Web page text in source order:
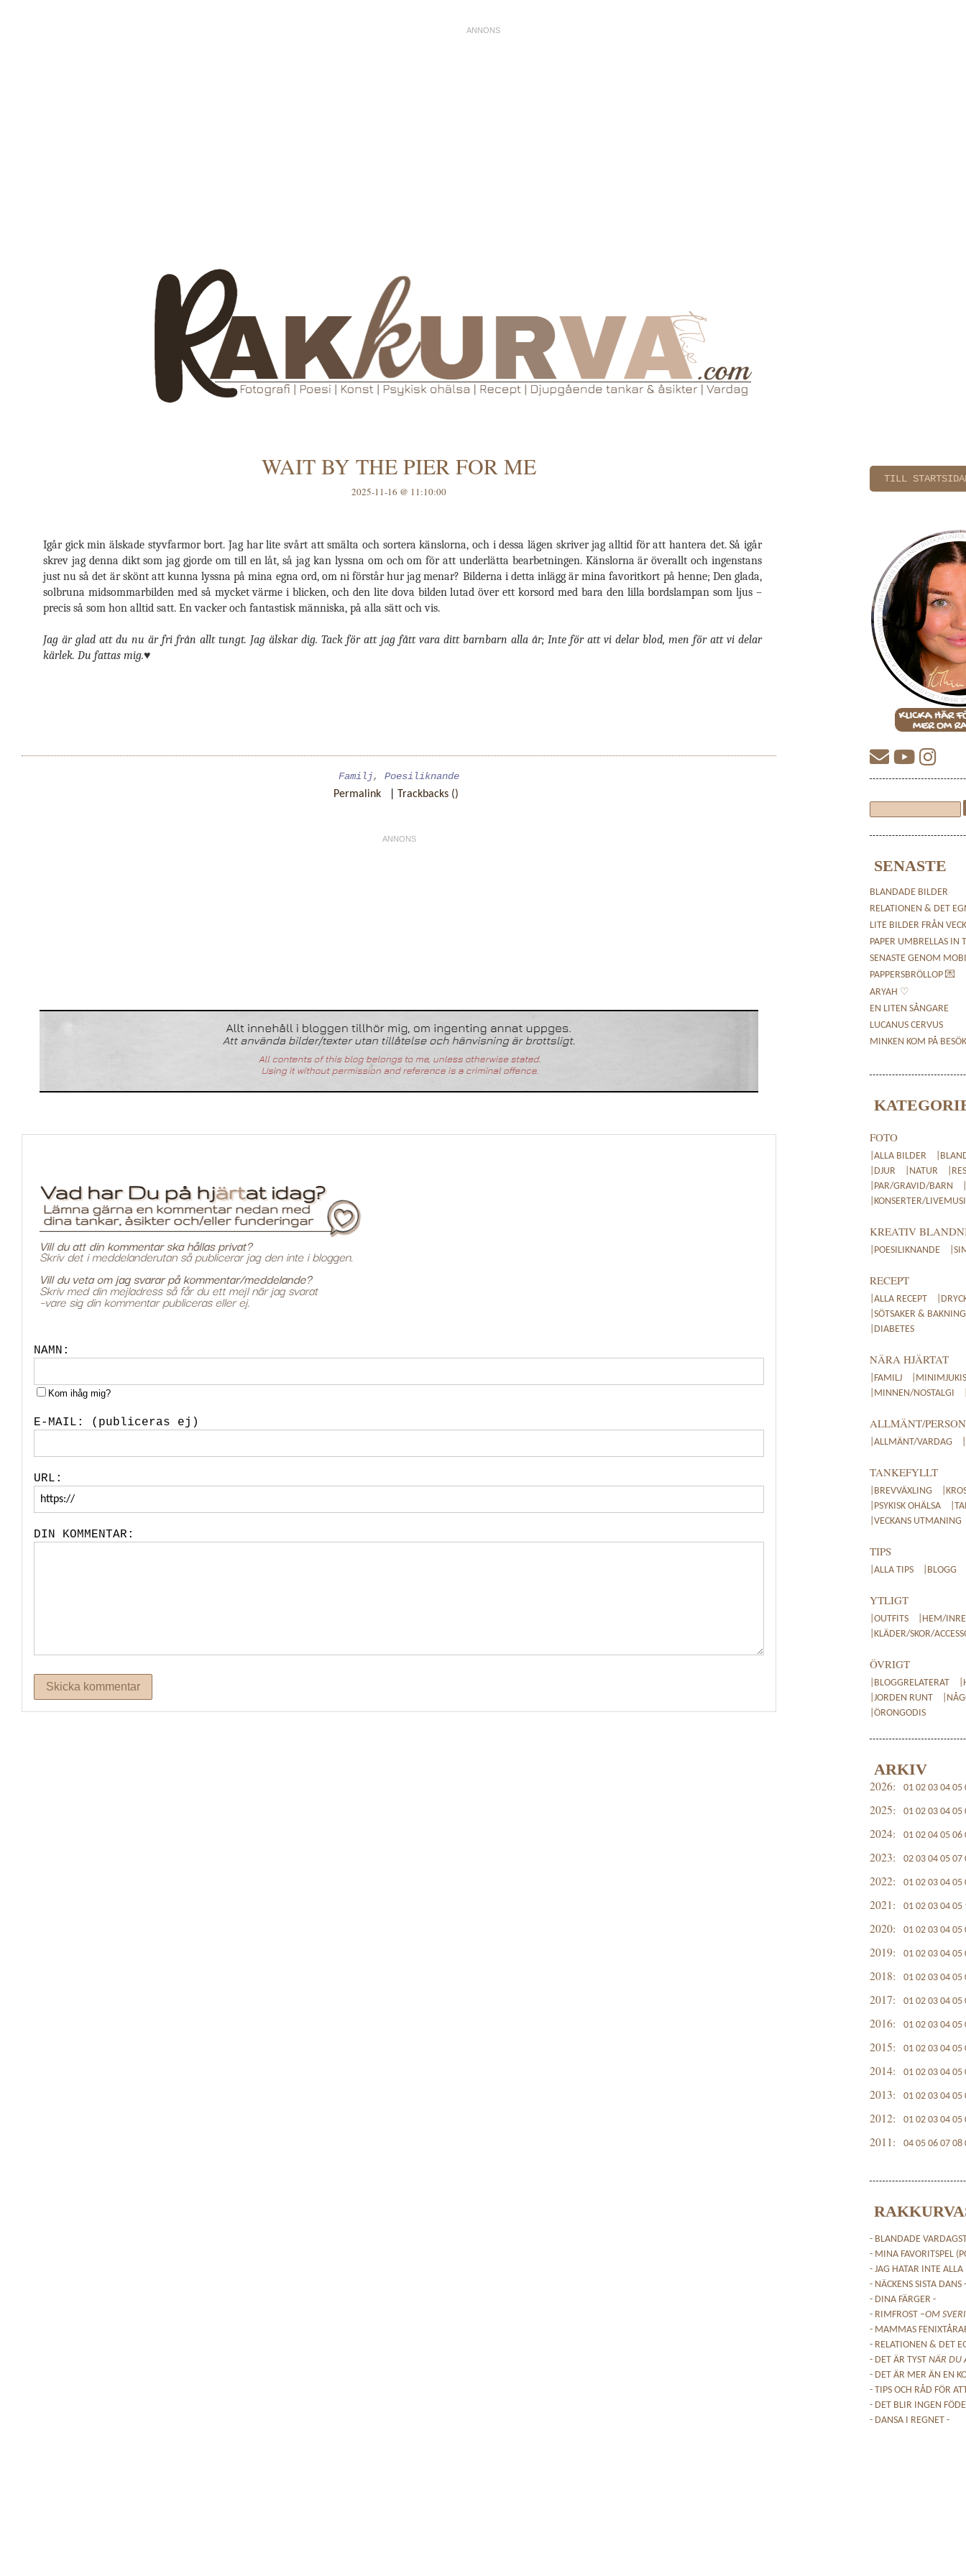
WAIT BY THE PIER FOR ME
2025-11-16 @ 11:10:00
Igår gick min älskade styvfarmor bort. Jag har lite svårt att smälta och sortera känslorna, och i dessa lägen skriver jag alltid för att hantera det. Så igår
skrev jag denna dikt som jag gjorde om till en låt, så jag kan lyssna om och om för att underlätta bearbetningen. Känslorna är överallt och ingenstans
just nu så det är skönt att kunna lyssna på mina egna ord, om ni förstår hur jag menar? Bilderna i detta inlägg är mina favoritkort på henne; Den glada,
solbruna midsommarbilden med så mycket värme i blicken, och den lite dova bilden lutad över ett korsord med bara den lilla bordslampan som ljus –
precis så som hon alltid satt. En vacker och fantastisk människa, på alla sätt och vis.
Jag är glad att du nu är fri från allt tungt. Jag älskar dig. Tack för att jag fått vara ditt barnbarn alla år; Inte för att vi delar blod, men för att vi delar
kärlek. Du fattas mig.♥
Familj, Poesiliknande
Permalink
Trackbacks ()
NAMN:
Kom ihåg mig?
E-MAIL: (publiceras ej)
URL:
DIN KOMMENTAR:
TILL
SENASTE
BLANDADE BILDER
RELATIONEN & DET
LITE BILDER FRÅN
PAPER UMBRELLAS IN
SENASTE GENOM
PAPPERSBRÖLLOP 💌
ARYAH ♡
EN LITEN SÅNGARE
LUCANUS CERVUS
MINKEN KOM PÅ BESÖK
FOTO
|ALLA BILDER
|DJUR
|NATUR
|PAR/GRAVID/BARN
|KONSERTER/
KREATIV
|POESILIKNANDE
RECEPT
|ALLA RECEPT
|SÖTSAKER & BAKNING
|DIABETES
NÄRA HJÄRTAT
|FAMILJ
|MINIMJUKIS
|MINNEN/NOSTALGI
ALLMÄNT/
|ALLMÄNT/VARDAG
TANKEFYLLT
|BREVVÄXLING
|PSYKISK OHÄLSA
|VECKANS UTMANING
TIPS
|ALLA TIPS |BLOGG
YTLIGT
|OUTFITS
|HEM/
|KLÄDER/SKOR/
ÖVRIGT
|BLOGGRELATERAT
|JORDEN RUNT
|ÖRONGODIS
ARKIV
2026: 01 02 03 04 05
2025: 01 02 03 04 05
2024: 01 02 04 05 06
2023: 02 03 04 05 07
2022: 01 02 03 04 05
2021: 01 02 03 04 05
2020: 01 02 03 04 05
2019: 01 02 03 04 05
2018: 01 02 03 04 05
2017: 01 02 03 04 05
2016: 01 02 03 04 05
2015: 01 02 03 04 05
2014: 01 02 03 04 05
2013: 01 02 03 04 05
2012: 01 02 03 04 05
2011: 04 05 06 07 08
- BLANDADE
- MINA FAVORITSPEL
- JAG HATAR INTE
- NÄCKENS SISTA DANS -
- DINA FÄRGER -
- RIMFROST –OM
- MAMMAS
- RELATIONEN & DET
- DET ÄR TYST NÄR DU
- DET ÄR MER ÄN EN
- TIPS OCH RÅD FÖR
- DET BLIR INGEN
- DANSA I REGNET -